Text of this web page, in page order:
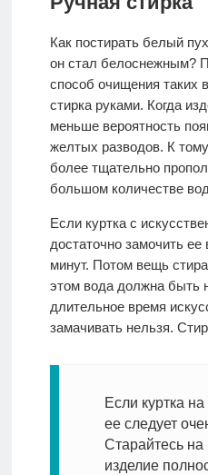
Как постирать белый
он стал белоснежным?
способ очищения таких
стирка руками. Когда
меньше вероятность
желтых разводов. К
более тщательно
большом количестве
Если куртка с
достаточно замочить
минут. Потом вещь
этом вода должна быть
длительное время
замачивать нельзя.
Если куртка на
ее следует
Старайтесь на
изделие